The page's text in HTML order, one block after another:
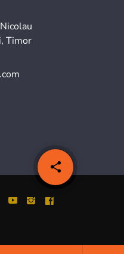
share
email
Timor